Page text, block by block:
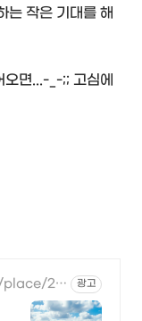
는 작은 기대를 해
면...-_-;; 고심에
20
광고